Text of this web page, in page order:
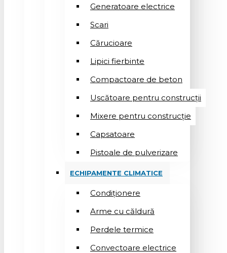
Generatoare electrice
Scari
Cărucioare
Lipici fierbinte
Compactoare de beton
Uscătoare pentru construcții
Mixere pentru construcție
Capsatoare
Pistoale de pulverizare
ECHIPAMENTE CLIMATICE
Condiționere
Arme cu căldură
Perdele termice
Convectoare electrice